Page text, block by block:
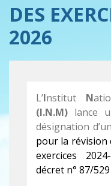
DES
2026
L’Institut N
(I.N.M) lance
désignation d’un
pour la révision
exercices
décret n° 87/529